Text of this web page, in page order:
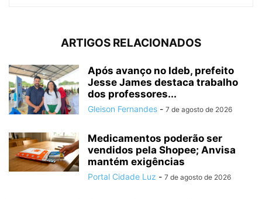
ARTIGOS RELACIONADOS
Após avanço no Ideb, prefeito
Jesse James destaca trabalho
dos professores...
Gleison Fernandes - 7 de agosto de 2026
Medicamentos poderão ser
vendidos pela Shopee; Anvisa
mantém exigências
Portal Cidade Luz - 7 de agosto de 2026